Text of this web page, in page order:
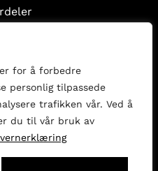
for å forbedre
personlig tilpassede
trafikken vår. Ved å
du til vår bruk av
Edits
Edits
oss
oss